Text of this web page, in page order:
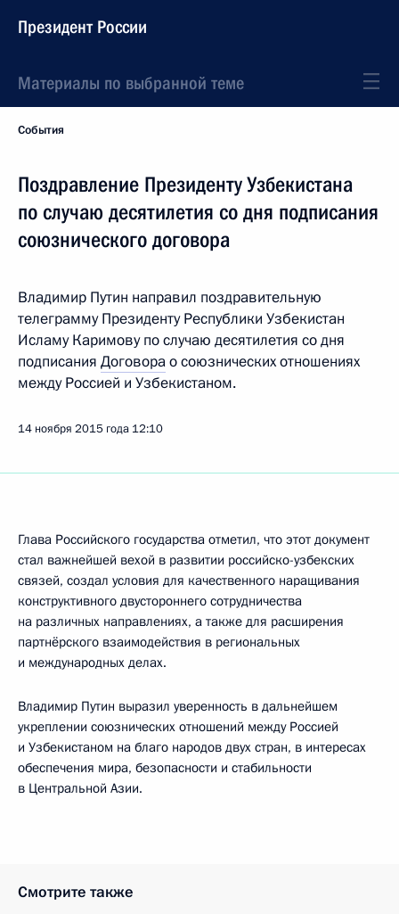
Президент России
Материалы по выбранной теме
События
Поздравление Президенту Узбекистана
по случаю десятилетия со дня подписания
союзнического договора
Владимир Путин направил поздравительную
телеграмму Президенту Республики Узбекистан
Исламу Каримову по случаю десятилетия со дня
подписания Договорао союзнических отношениях
между Россией и Узбекистаном.
14 ноября 2015 года 12:10
Глава Российского государства отметил, что этот документ
стал важнейшей вехой в развитии российско-узбекских
связей, создал условия для качественного наращивания
конструктивного двустороннего сотрудничества
на различных направлениях, а также для расширения
партнёрского взаимодействия в региональных
и международных делах.
Владимир Путин выразил уверенность в дальнейшем
укреплении союзнических отношений между Россией
и Узбекистаном на благо народов двух стран, в интересах
обеспечения мира, безопасности и стабильности
в Центральной Азии.
Смотрите также